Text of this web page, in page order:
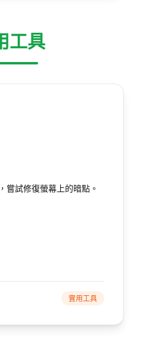
工具
嘗試修復螢幕上的暗點。
實用工具